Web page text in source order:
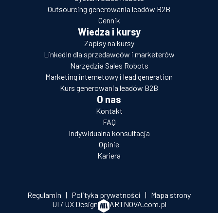
Outsourcing generowania leadów B2B
Cennik
Wiedza i kursy
Zapisy na kursy
LinkedIn dla sprzedawców i marketerów
Narzędzia Sales Robots
Marketing internetowy i lead generation
Kurs generowania leadów B2B
O nas
Kontakt
FAQ
Indywidualna konsultacja
Opinie
Kariera
Regulamin | Polityka prywatności | Mapa strony
UI / UX Design
ARTNOVA.com.pl